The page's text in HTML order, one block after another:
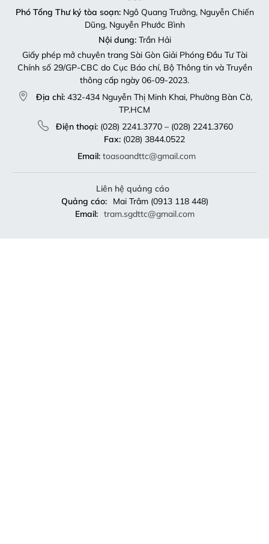
Phó Tổng Thư ký tòa soạn:Ngô Quang Trưởng, Nguyễn Chiến
Dũng, Nguyễn Phước Bình
Nội dung:Trần Hải
Giấy phép mở chuyên trang Sài Gòn Giải Phóng Đầu Tư Tài
Chính số 29/GP-CBC do Cục Báo chí, Bộ Thông tin và Truyền
thông cấp ngày 06-09-2023.
Địa chỉ: 432-434 Nguyễn Thị Minh Khai, Phường Bàn Cờ,
TP.HCM
Điện thoại:(028) 2241.3770 – (028) 2241.3760
Fax:(028) 3844.0522
Email: toasoandttc@gmail.com
Liên hệ quảng cáo
Quảng cáo:
Mai Trâm (0913 118 448)
Email: tram.sgdttc@gmail.com